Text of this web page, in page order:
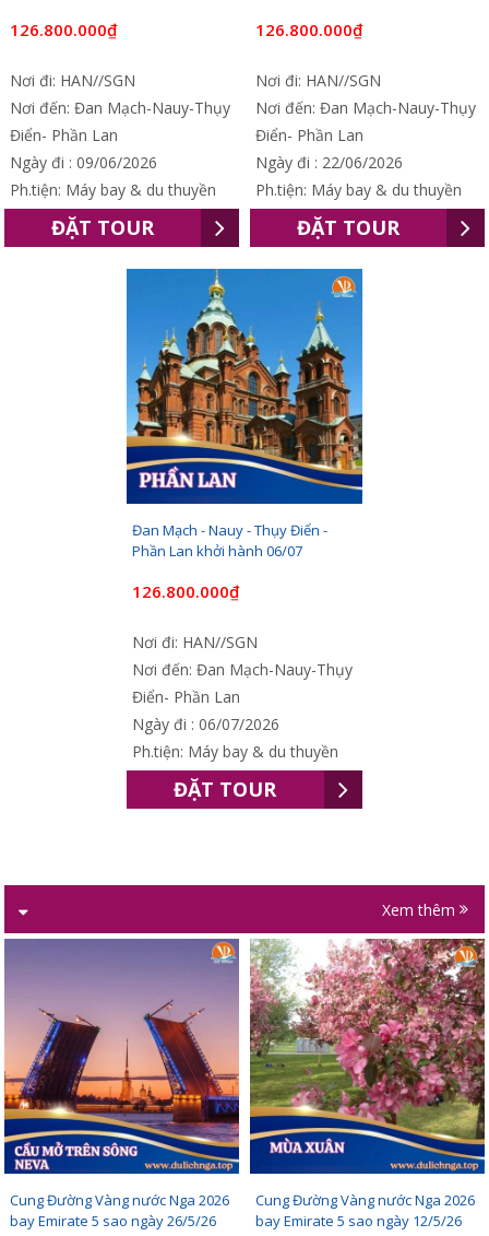
126.800.000₫
Nơi đi: HAN//SGN
Nơi đến: Đan Mạch-Nauy-Thụy
Điển- Phần Lan
Ngày đi : 09/06/2026
Ph.tiện: Máy bay & du thuyền
ĐẶT TOUR
126.800.000₫
Nơi đi: HAN//SGN
Nơi đến: Đan Mạch-Nauy-Thụy
Điển- Phần Lan
Ngày đi : 22/06/2026
Ph.tiện: Máy bay & du thuyền
ĐẶT TOUR
Đan Mạch - Nauy - Thụy Điển -
Phần Lan khởi hành 06/07
126.800.000₫
Nơi đi: HAN//SGN
Nơi đến: Đan Mạch-Nauy-Thụy
Điển- Phần Lan
Ngày đi : 06/07/2026
Ph.tiện: Máy bay & du thuyền
ĐẶT TOUR
Xem thêm
Cung Đường Vàng nước Nga 2026
bay Emirate 5 sao ngày 26/5/26
Cung Đường Vàng nước Nga 2026
bay Emirate 5 sao ngày 12/5/26